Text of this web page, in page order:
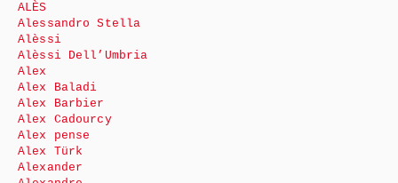
ALÈS
Alessandro Stella
Alèssi
Alèssi Dell’Umbria
Alex
Alex Baladi
Alex Barbier
Alex Cadourcy
Alex pense
Alex Türk
Alexander